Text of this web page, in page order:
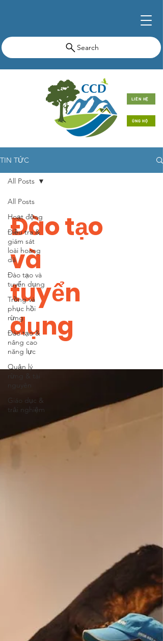
Search
LIÊN HỆ
ỦNG HỘ
TIN TỨC
All Posts
Hoạt động
Điều tra &
giám sát
loài hoang
dã
Đào tạo và
tuyển dụng
Trồng và
phục hồi
rừng
Đào tạo &
nâng cao
năng lực
Quản lý
rừng & tài
nguyên
Giáo dục &
trải nghiệm
All Posts
Đào tạo
và
tuyển
dụng